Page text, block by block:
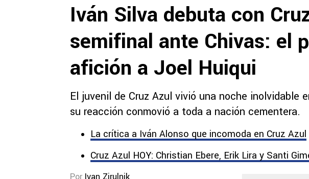
Iván Silva debuta con
semifinal ante Chivas: el
afición a Joel Huiqui
El juvenil de Cruz Azul vivió una noche inolvidable
su reacción conmovió a toda a nación cementera.
La crítica a Iván Alonso que incomoda en Cruz Azul
Cruz Azul HOY: Christian Ebere, Erik Lira y Santi